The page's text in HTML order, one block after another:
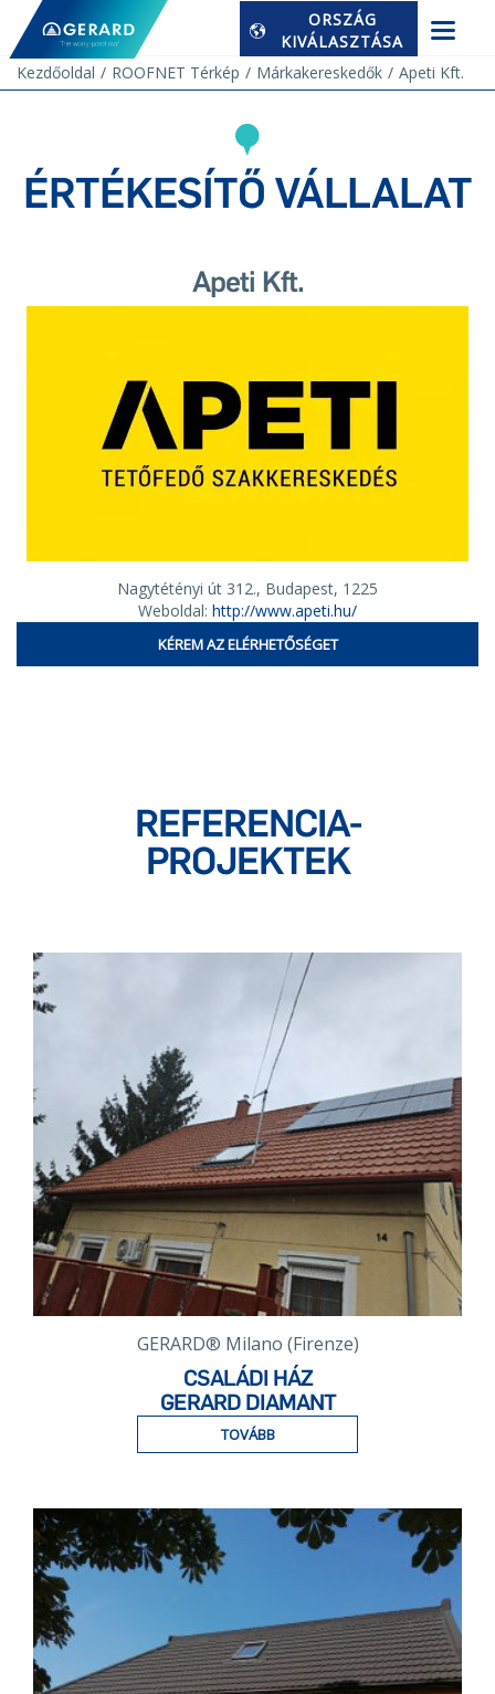
ORSZÁG
KIVÁLASZTÁSA
Kezdőoldal
ROOFNET Térkép Márkakereskedők Apeti Kft.
ÉRTÉKESÍTŐ VÁLLALAT
Apeti Kft.
Nagytétényi út 312., Budapest, 1225
Weboldal: http://www.apeti.hu/
KÉREM AZ ELÉRHETŐSÉGET
REFERENCIA-
PROJEKTEK
GERARD® Milano (Firenze)
CSALÁDI HÁZ
GERARD DIAMANT
TOVÁBB